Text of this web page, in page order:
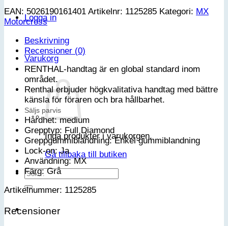
Logga in
Varukorg
Inga produkter i varukorgen.
Gå tillbaka till butiken
Sök
On
grips
medium
full
dimond
mängd
EAN: 5026190161401 Artikelnr: 1125285 Kategori: MX
Motorcross
Beskrivning
Recensioner (0)
RENTHAL-handtag är en global standard inom
området.
Renthal erbjuder högkvalitativa handtag med bättre
känsla för föraren och bra hållbarhet.
Säljs parvis
Hårdhet: medium
Grepptyp: Full Diamond
Greppgummiblandning: Enkel gummiblandning
Lock-on: Ja
Användning: MX
Färg: Grå
Artikelnummer: 1125285
Recensioner